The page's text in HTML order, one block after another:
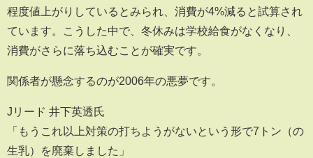
程度値上がりしているとみられ、消費が4%減ると試算され
ています。こうした中で、冬休みは学校給食がなくなり、
消費がさらに落ち込むことが確実です。
関係者が懸念するのが2006年の悪夢です。
Jリード 井下英透氏
「もうこれ以上対策の打ちようがないという形で7トン（の
生乳）を廃棄しました」